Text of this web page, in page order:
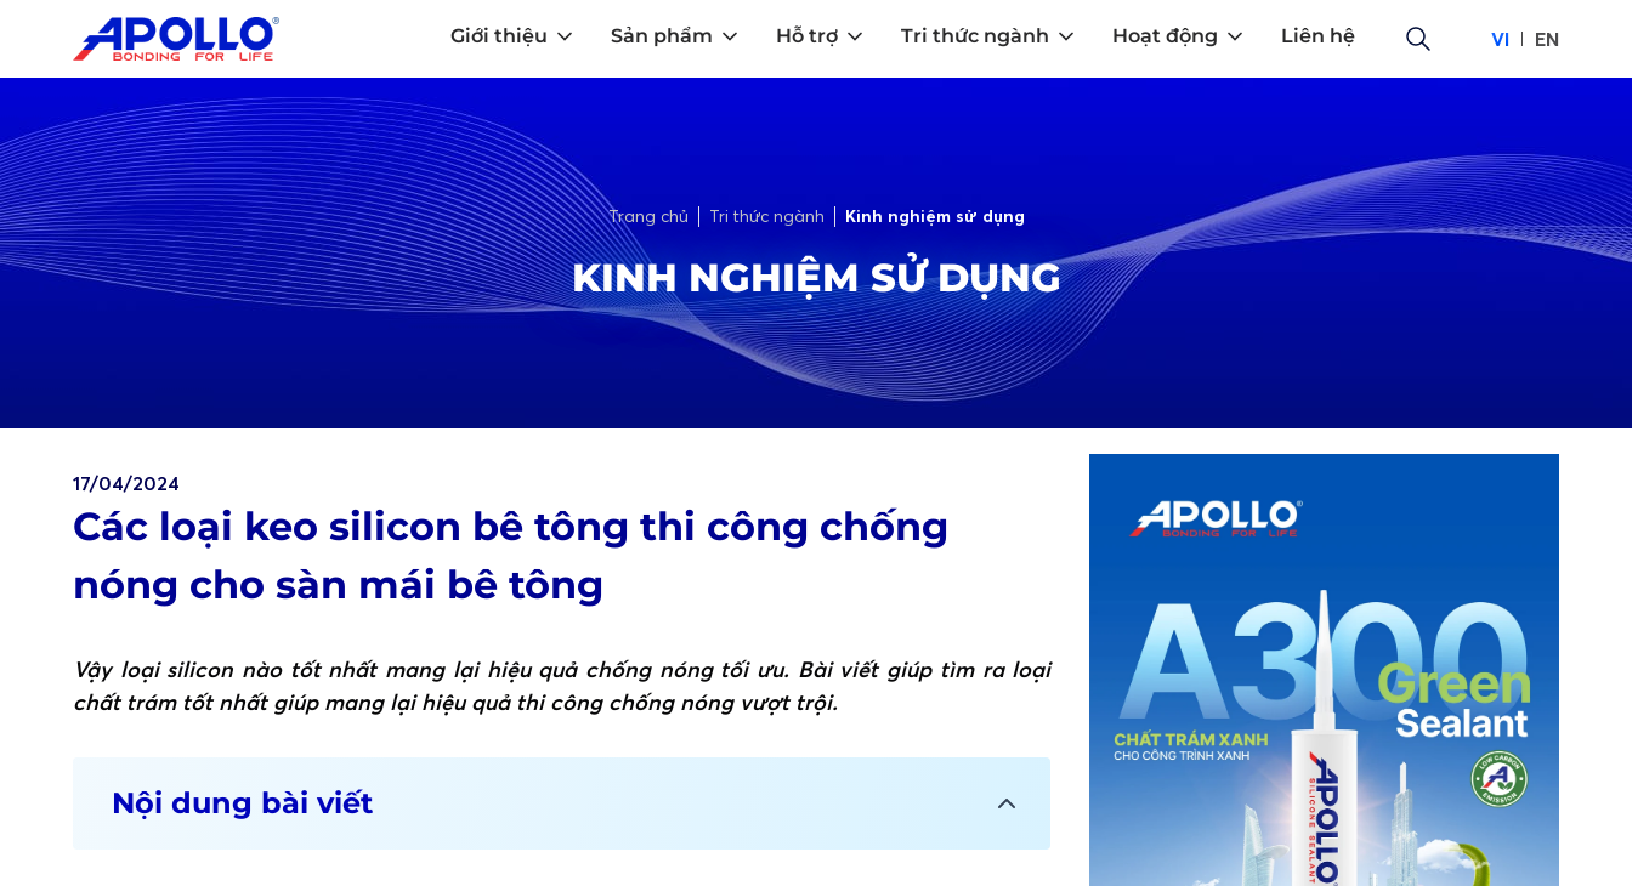
Giới thiệu Sản phẩm Hỗ trợ Tri thức ngành Hoạt động Liên hệ VI EN
Trang chủ Tri thức ngành Kinh nghiệm sử dụng
KINH NGHIỆM SỬ DỤNG
17/04/2024
Các loại keo silicon bê tông thi công chống
nóng cho sàn mái bê tông
Vậy loại silicon nào tốt nhất mang lại hiệu quả chống nóng tối ưu. Bài viết giúp tìm ra loại
chất trám tốt nhất giúp mang lại hiệu quả thi công chống nóng vượt trội.
Nội dung bài viết
1. Loại keo silicon gắn bê tông nào tốt nhất dùng để thi công chống nóng sàn mái bê